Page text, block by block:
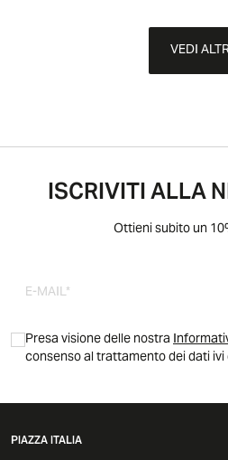
VEDI
ISCRIVITI ALLA
Ottieni subito un
Presa visione delle nostra
consenso al trattamento dei dati
PIAZZA ITALIA